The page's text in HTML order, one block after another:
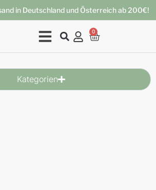
in Deutschland und Österreich ab 200€!
0
Kategorien